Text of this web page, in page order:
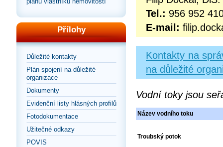
Přílohy
Důležité kontakty
Plán spojení na důležité
organizace
Dokumenty
Evidenční listy hlásných profilů
Fotodokumentace
Užitečné odkazy
POVIS
Tel.: 956 952
E-mail:
Kontakty na
na důležité
Vodní toky jsou
Název vodního toku
Troubský potok